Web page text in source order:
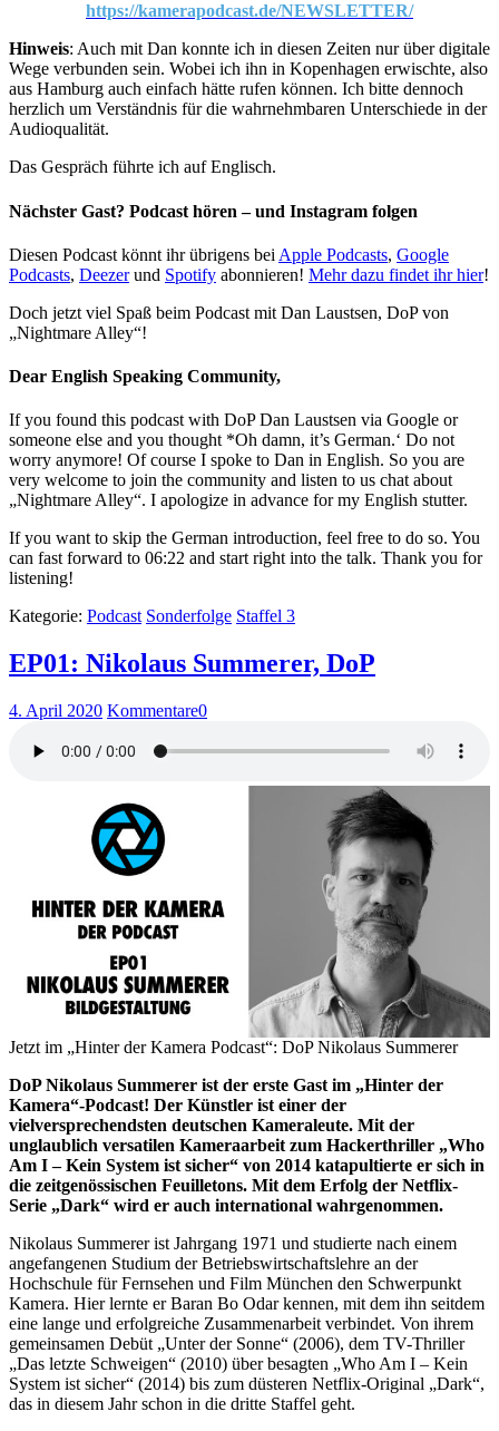
https://kamerapodcast.de/NEWSLETTER/
Hinweis: Auch mit Dan konnte ich in diesen Zeiten nur über digitale
Wege verbunden sein. Wobei ich ihn in Kopenhagen erwischte, also
aus Hamburg auch einfach hätte rufen können. Ich bitte dennoch
herzlich um Verständnis für die wahrnehmbaren Unterschiede in der
Audioqualität.
Das Gespräch führte ich auf Englisch.
Nächster Gast? Podcast hören – und Instagram folgen
Diesen Podcast könnt ihr übrigens bei Apple Podcasts, Google
Podcasts, Deezerund Spotify abonnieren! Mehr dazu findet ihr hier!
Doch jetzt viel Spaß beim Podcast mit Dan Laustsen, DoP von
„Nightmare Alley“!
Dear English Speaking Community,
If you found this podcast with DoP Dan Laustsen via Google or
someone else and you thought *Oh damn, it’s German.‘ Do not
worry anymore! Of course I spoke to Dan in English. So you are
very welcome to join the community and listen to us chat about
„Nightmare Alley“. I apologize in advance for my English stutter.
If you want to skip the German introduction, feel free to do so. You
can fast forward to 06:22 and start right into the talk. Thank you for
listening!
Kategorie: Podcast Sonderfolge Staffel 3
EP01: Nikolaus Summerer, DoP
4. April 2020 Kommentare0
Jetzt im „Hinter der Kamera Podcast“: DoP Nikolaus Summerer
DoP Nikolaus Summerer ist der erste Gast im „Hinter der
Kamera“-Podcast! Der Künstler ist einer der
vielversprechendsten deutschen Kameraleute. Mit der
unglaublich versatilen Kameraarbeit zum Hackerthriller „Who
Am I – Kein System ist sicher“ von 2014 katapultierte er sich in
die zeitgenössischen Feuilletons. Mit dem Erfolg der Netflix-
Serie „Dark“ wird er auch international wahrgenommen.
Nikolaus Summerer ist Jahrgang 1971 und studierte nach einem
angefangenen Studium der Betriebswirtschaftslehre an der
Hochschule für Fernsehen und Film München den Schwerpunkt
Kamera. Hier lernte er Baran Bo Odar kennen, mit dem ihn seitdem
eine lange und erfolgreiche Zusammenarbeit verbindet. Von ihrem
gemeinsamen Debüt „Unter der Sonne“ (2006), dem TV-Thriller
„Das letzte Schweigen“ (2010) über besagten „Who Am I – Kein
System ist sicher“ (2014) bis zum düsteren Netflix-Original „Dark“,
das in diesem Jahr schon in die dritte Staffel geht.